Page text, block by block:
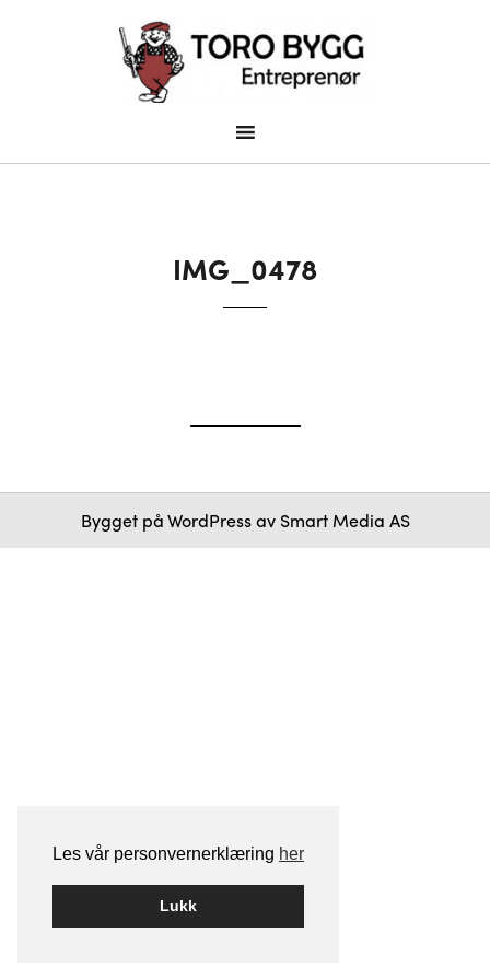
Les vår personvernerklæring her
Lukk
IMG_0478
Bygget påWordPressav Smart Media AS